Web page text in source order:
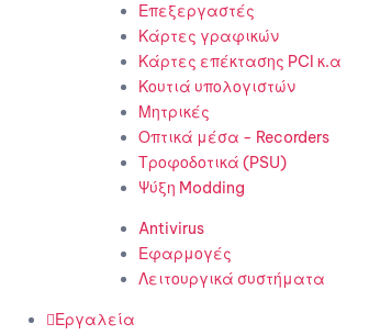
Επεξεργαστές
Κάρτες γραφικών
Κάρτες επέκτασης PCI κ.α
Κουτιά υπολογιστών
Μητρικές
Οπτικά μέσα - Recorders
Τροφοδοτικά (PSU)
Ψύξη Modding
Antivirus
Εφαρμογές
Λειτουργικά συστήματα
Εργαλεία